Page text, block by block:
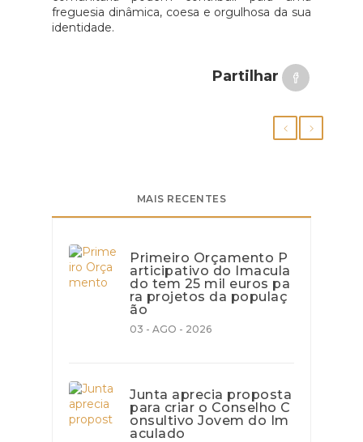
freguesia dinâmica, coesa e orgulhosa da sua
identidade.
Partilhar
MAIS RECENTES
Primeiro Orçamento P
articipativo do Imacula
do tem 25 mil euros pa
ra projetos da populaç
ão
03 - AGO - 2026
Junta aprecia proposta
para criar o Conselho C
onsultivo Jovem do Im
aculado